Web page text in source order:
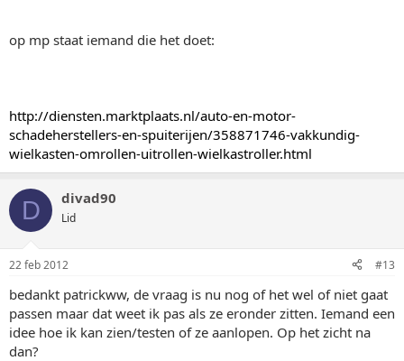
op mp staat iemand die het doet:
http://diensten.marktplaats.nl/auto-en-motor-
schadeherstellers-en-spuiterijen/358871746-vakkundig-
wielkasten-omrollen-uitrollen-wielkastroller.html
D divad90
Lid
22 feb 2012 #13
bedankt patrickww, de vraag is nu nog of het wel of niet gaat
passen maar dat weet ik pas als ze eronder zitten. Iemand een
idee hoe ik kan zien/testen of ze aanlopen. Op het zicht na
dan?